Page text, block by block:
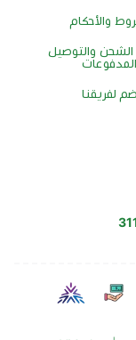
والأحكام
والتوصيل
لفريقنا